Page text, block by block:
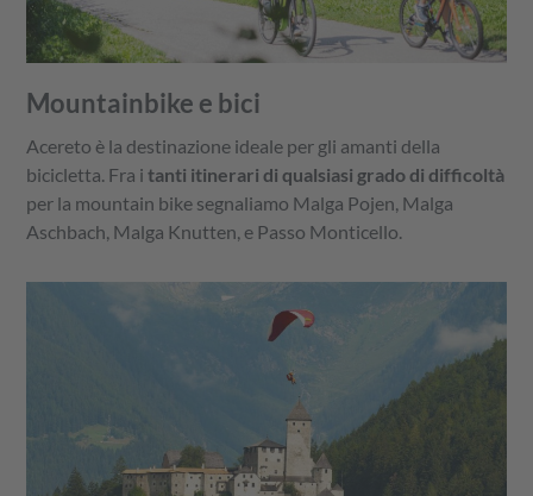
Mountainbike e bici
Acereto è la destinazione ideale per gli amanti della
bicicletta. Fra itanti itinerari di qualsiasi grado di difficoltà
per la mountain bike segnaliamo Malga Pojen, Malga
Aschbach, Malga Knutten, e Passo Monticello.